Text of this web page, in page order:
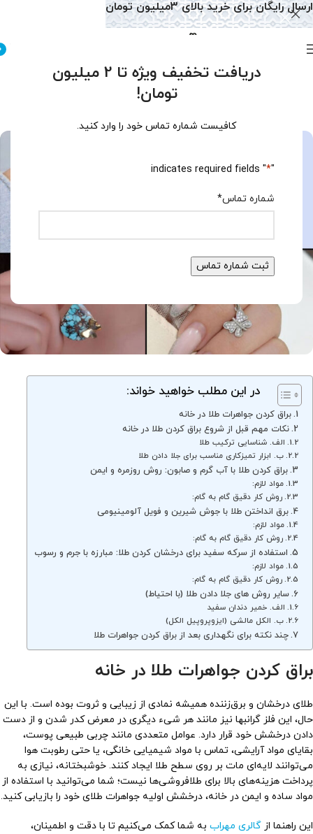
دریافت تخفیف ویژه تا 2 میلیون
تومان!
کافیست شماره تماس خود را وارد کنید.
"
*
" indicates required fields
شماره تماس*
دسته‌بندی نشده
براق کردن جواهرات طلا در خانه
تولید محتوا سایتفعال آبان 17, 1404
در این مطلب خواهید خواند:
براق کردن جواهرات طلا در خانه
نکات مهم قبل از شروع براق کردن طلا در خانه
الف. شناسایی ترکیب طلا
ب. ابزار تمیزکاری مناسب برای جلا دادن طلا
براق کردن طلا با آب گرم و صابون: روش روزمره و ایمن
مواد لازم:
روش کار دقیق گام به گام:
برق انداختن طلا با جوش شیرین و فویل آلومینیومی
مواد لازم:
روش کار دقیق گام به گام:
استفاده از سرکه سفید برای درخشان کردن طلا: مبارزه با جرم و رسوب
مواد لازم:
روش کار دقیق گام به گام:
سایر روش های جلا دادن طلا (با احتیاط)
الف. خمیر دندان سفید
ب. الکل مالشی (ایزوپروپیل الکل)
چند نکته برای نگهداری بعد از براق کردن جواهرات طلا
براق کردن جواهرات طلا در خانه
طلای درخشان و برق‌زننده همیشه نمادی از زیبایی و ثروت بوده است. با این
حال، این فلز گرانبها نیز مانند هر شیء دیگری در معرض کدر شدن و از دست
دادن درخشش خود قرار دارد. عوامل متعددی مانند چربی طبیعی پوست،
بقایای مواد آرایشی، تماس با مواد شیمیایی خانگی، یا حتی رطوبت هوا
می‌توانند لایه‌ای مات بر روی سطح طلا ایجاد کنند. خوشبختانه، نیازی به
پرداخت هزینه‌های بالا برای طلافروشی‌ها نیست؛ شما می‌توانید با استفاده از
مواد ساده و ایمن در خانه، درخشش اولیه جواهرات طلای خود را بازیابی کنید.
این راهنما از گالری مهراب به شما کمک می‌کنیم تا با دقت و اطمینان،
ارسال رایگان برای خرید بالای 3میلیون تومان